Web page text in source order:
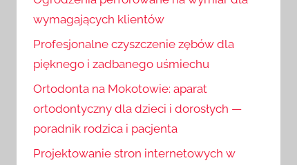
wymagających klientów
Profesjonalne czyszczenie zębów dla
pięknego i zadbanego uśmiechu
Ortodonta na Mokotowie: aparat
ortodontyczny dla dzieci i dorosłych —
poradnik rodzica i pacjenta
Projektowanie stron internetowych w